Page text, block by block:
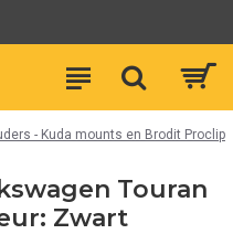
- Kuda mounts en Brodit Proclip
Touran
Zwart